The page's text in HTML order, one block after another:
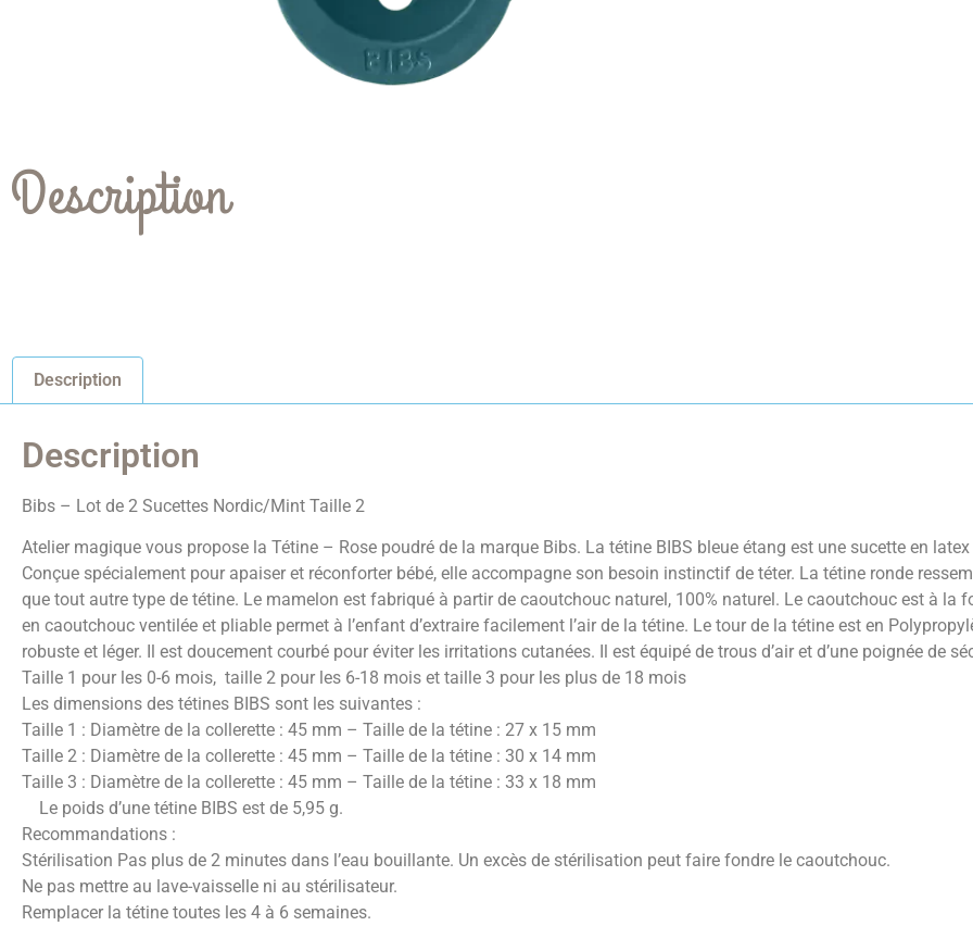
Description
Description
Description
Bibs – Lot de 2 Sucettes Nordic/Mint Taille 2
Atelier magique vous propose la Tétine – Rose poudré de la marque Bibs. La tétine BIBS bleue étang est une sucette en
Conçue spécialement pour apaiser et réconforter bébé, elle accompagne son besoin instinctif de téter. La tétine ronde
que tout autre type de tétine. Le mamelon est fabriqué à partir de caoutchouc naturel, 100% naturel. Le caoutchouc est à la
en caoutchouc ventilée et pliable permet à l’enfant d’extraire facilement l’air de la tétine. Le tour de la tétine est en
robuste et léger. Il est doucement courbé pour éviter les irritations cutanées. Il est équipé de trous d’air et d’une poignée de
Taille 1 pour les 0-6 mois, taille 2 pour les 6-18 mois et taille 3 pour les plus de 18 mois
Les dimensions des tétines BIBS sont les suivantes :
Taille 1 : Diamètre de la collerette : 45 mm – Taille de la tétine : 27 x 15 mm
Taille 2 : Diamètre de la collerette : 45 mm – Taille de la tétine : 30 x 14 mm
Taille 3 : Diamètre de la collerette : 45 mm – Taille de la tétine : 33 x 18 mm
Le poids d’une tétine BIBS est de 5,95 g.
Recommandations :
Stérilisation Pas plus de 2 minutes dans l’eau bouillante. Un excès de stérilisation peut faire fondre le caoutchouc.
Ne pas mettre au lave-vaisselle ni au stérilisateur.
Remplacer la tétine toutes les 4 à 6 semaines.